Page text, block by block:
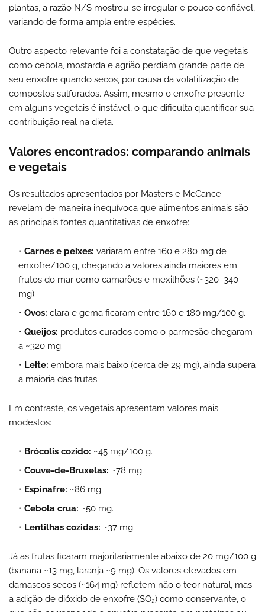
plantas, a razão N/S mostrou-se irregular e pouco confiável,
variando de forma ampla entre espécies.
Outro aspecto relevante foi a constatação de que vegetais
como cebola, mostarda e agrião perdiam grande parte de
seu enxofre quando secos, por causa da volatilização de
compostos sulfurados. Assim, mesmo o enxofre presente
em alguns vegetais é instável, o que dificulta quantificar sua
contribuição real na dieta.
Valores encontrados: comparando animais
e vegetais
Os resultados apresentados por Masters e McCance
revelam de maneira inequívoca que alimentos animais são
as principais fontes quantitativas de enxofre:
Carnes e peixes: variaram entre 160 e 280 mg de
enxofre/100 g, chegando a valores ainda maiores em
frutos do mar como camarões e mexilhões (~320–340
mg).
Ovos: clara e gema ficaram entre 160 e 180 mg/100 g.
Queijos: produtos curados como o parmesão chegaram
a ~320 mg.
Leite: embora mais baixo (cerca de 29 mg), ainda supera
a maioria das frutas.
Em contraste, os vegetais apresentam valores mais
modestos:
Brócolis cozido: ~45 mg/100 g.
Couve-de-Bruxelas: ~78 mg.
Espinafre: ~86 mg.
Cebola crua: ~50 mg.
Lentilhas cozidas: ~37 mg.
Já as frutas ficaram majoritariamente abaixo de 20 mg/100 g
(banana ~13 mg, laranja ~9 mg). Os valores elevados em
damascos secos (~164 mg) refletem não o teor natural, mas
a adição de dióxido de enxofre (SO₂) como conservante, o